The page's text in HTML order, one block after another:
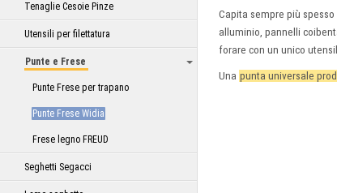
Tenaglie Cesoie Pinze
Utensili per filettatura
Punte e Frese
Punte Frese per trapano
Punte Frese Widia
Frese legno FREUD
Seghetti Segacci
Capita sempre più
alluminio, pannelli
forare con un unico
Una punta universale